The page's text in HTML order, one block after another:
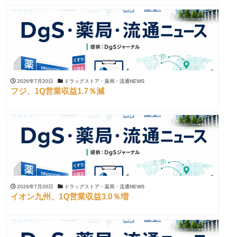
2026年7月20日 ドラッグストア・薬局・流通NEWS
フジ、1Q営業収益1.7％減
2026年7月20日 ドラッグストア・薬局・流通NEWS
イオン九州、1Q営業収益3.0％増